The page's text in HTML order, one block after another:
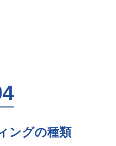
ングの種類